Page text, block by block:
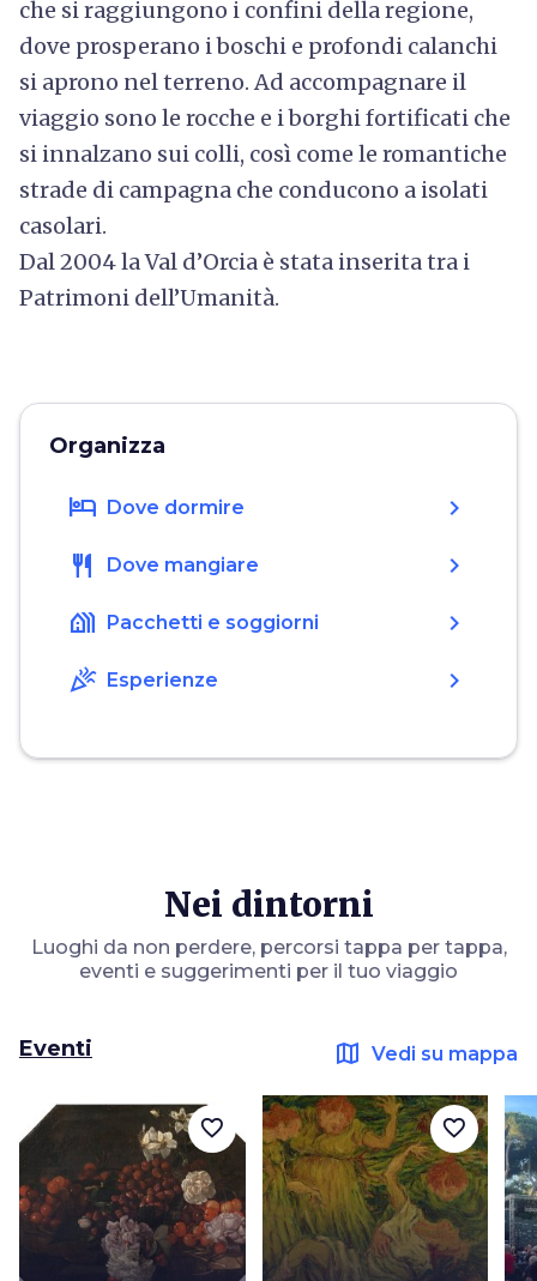
che si raggiungono i confini della regione,
dove prosperano i boschi e profondi calanchi
si aprono nel terreno. Ad accompagnare il
viaggio sono le rocche e i borghi fortificati che
si innalzano sui colli, così come le romantiche
strade di campagna che conducono a isolati
casolari.
Dal 2004 la Val d’Orcia è stata inserita tra i
Patrimoni dell’Umanità.
Organizza
hotel Dove dormire chevron_right
restaurant Dove mangiare chevron_right
holiday_village Pacchetti e soggiorni chevron_right
celebration Esperienze chevron_right
Nei dintorni
Luoghi da non perdere, percorsi tappa per tappa,
eventi e suggerimenti per il tuo viaggio
Eventi map Vedi su mappa
favorite_border favorite_border